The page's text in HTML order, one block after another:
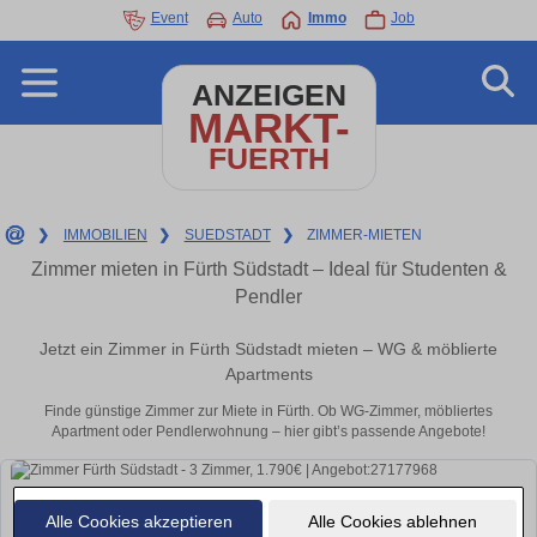
Alle Cookies akzeptieren Alle Cookies ablehnen
Event Auto Immo Job
ANZEIGEN
MARKT-
FUERTH
❯ IMMOBILIEN ❯ SUEDSTADT ❯ ZIMMER-MIETEN
Zimmer mieten in Fürth Südstadt – Ideal für Studenten &
Pendler
Jetzt ein Zimmer in Fürth Südstadt mieten – WG & möblierte
Apartments
Finde günstige Zimmer zur Miete in Fürth. Ob WG-Zimmer, möbliertes
Apartment oder Pendlerwohnung – hier gibt’s passende Angebote!